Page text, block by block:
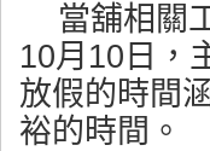
當舖相關
10月10日，
放假的時間
裕的時間。